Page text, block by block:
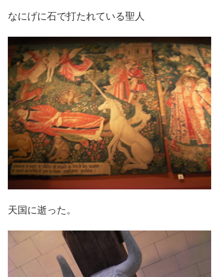
なにげに石で打たれている聖人
天国に逝った。